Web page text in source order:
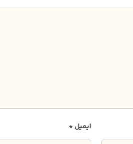
ایمیل*